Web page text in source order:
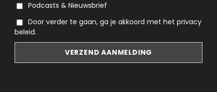
Podcasts & Nieuwsbrief
Door verder te gaan, ga je akkoord met het privacy
beleid.